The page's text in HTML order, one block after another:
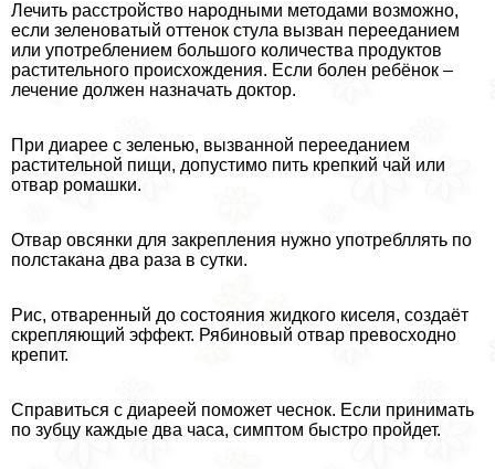
Лечить расстройство народными методами возможно,
если зеленоватый оттенок стула вызван перееданием
или употрeблением большого количества продуктов
растительного происхождения. Если болен ребёнок –
лечение должен назначать доктор.
При диарее с зеленью, вызванной перееданием
растительной пищи, допустимо пить крепкий чай или
отвар ромашки.
Отвар овсянки для закрепления нужно употрeбллять по
полстакана два раза в сутки.
Рис, отваренный до состояния жидкого киселя, создаёт
скрепляющий эффект. Рябиновый отвар превосходно
крепит.
Справиться с диареей поможет чеснок. Если принимать
по зубцу каждые два часа, симптом быстро пройдет.